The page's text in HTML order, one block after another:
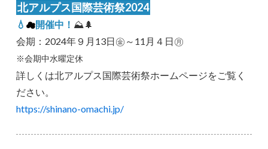
北アルプス国際芸術祭2024
💧 ☁開催中！ ⛰🌲
会期：2024年９月13日㊎～11月４日㊊
※会期中水曜定休
詳しくは北アルプス国際芸術祭ホームページをご覧く
ださい。
https://shinano-omachi.jp/